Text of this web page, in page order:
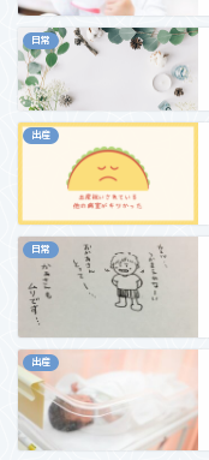
日常
出産
日常
出産